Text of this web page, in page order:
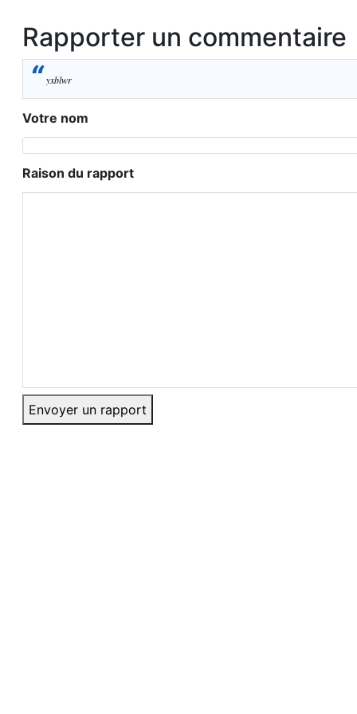
Rapporter un commentaire
“ yxblwr
Votre nom
Raison du rapport
Envoyer un rapport